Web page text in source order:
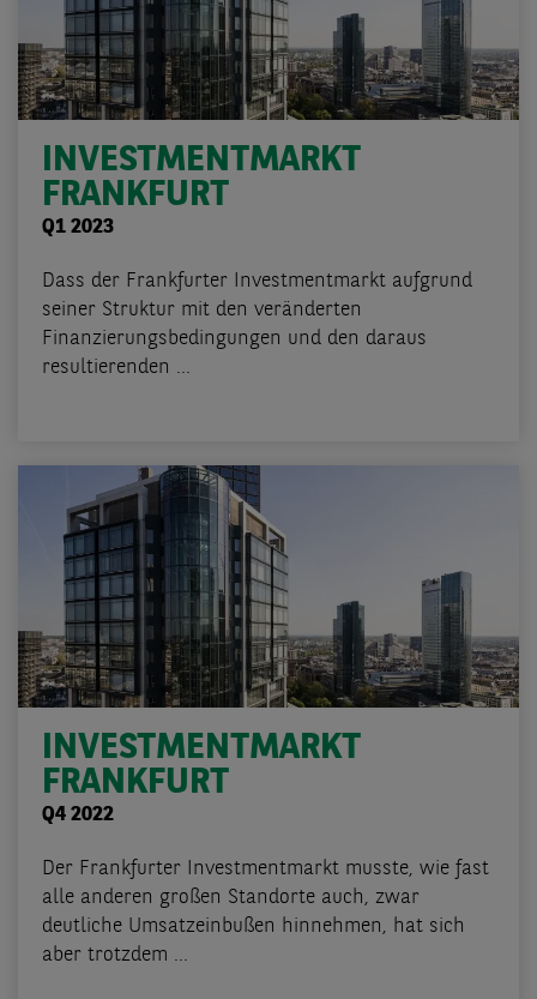
INVESTMENTMARKT
FRANKFURT
Q1 2023
Dass der Frankfurter Investmentmarkt aufgrund
seiner Struktur mit den veränderten
Finanzierungsbedingungen und den daraus
resultierenden ...
INVESTMENTMARKT
FRANKFURT
Q4 2022
Der Frankfurter Investmentmarkt musste, wie fast
alle anderen großen Standorte auch, zwar
deutliche Umsatzeinbußen hinnehmen, hat sich
aber trotzdem ...